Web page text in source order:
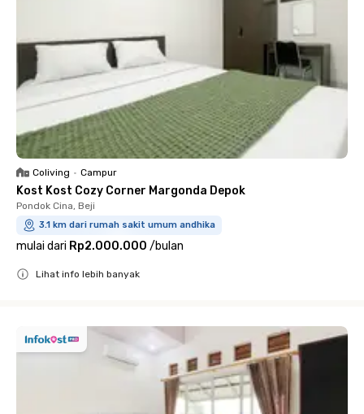
Coliving • Campur
Kost Kost Cozy Corner Margonda Depok
Pondok Cina, Beji
3.1 km dari rumah sakit umum andhika
mulai dari Rp2.000.000 /bulan
Lihat info lebih banyak